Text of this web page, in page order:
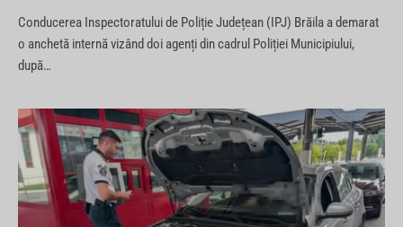
Conducerea Inspectoratului de Poliție Județean (IPJ) Brăila a demarat
o anchetă internă vizând doi agenți din cadrul Poliției Municipiului,
după…